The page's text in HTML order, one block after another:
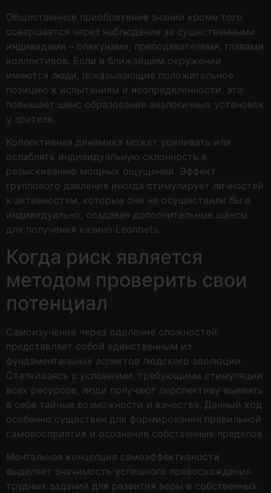
Общественное приобретение знаний кроме того
совершается через наблюдение за существенными
индивидами – опекунами, преподавателями, главами
коллективов. Если в ближайшем окружении
имеются люди, показывающие положительное
позицию к испытаниям и неопределенности, это
повышает шанс образования аналогичных установок
у зрителя.
Коллективная динамика может усиливать или
ослаблять индивидуальную склонность к
разыскиванию мощных ощущений. Эффект
группового давления иногда стимулирует личностей
к активностям, которые они не осуществили бы в
индивидуально, создавая дополнительные шансы
для получения казино Leonbets.
Когда риск является
методом проверить свои
потенциал
Самоизучение через одоление сложностей
представляет собой единственным из
фундаментальных аспектов людского эволюции.
Сталкиваясь с условиями, требующими стимуляции
всех ресурсов, люди получают перспективу выявить
в себе тайные возможности и качества. Данный ход
особенно существен для формирования правильной
самовосприятия и осознания собственных пределов.
Ментальная концепция самоэффективности
выделяет значимость успешного превосхождения
трудных заданий для развития веры в собственных